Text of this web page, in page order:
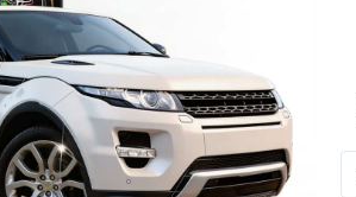
KAÇIRMA❗️